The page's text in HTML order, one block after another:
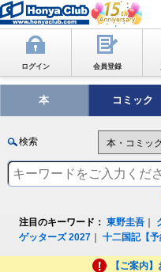
ログイン 会員登録
本 コミック
検索
注目のキーワード： 東野圭吾
ゲッターズ 2027 ｜十二国記【予
【ご案内